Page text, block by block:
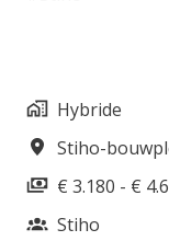
Hybride
Stiho-
€ 3.180 - €
Stiho